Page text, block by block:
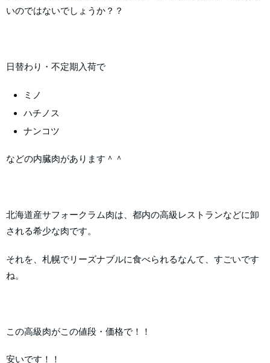
いのではないでしょうか？？
日替わり・不定期入荷で
ミノ
ハチノス
ナンコツ
などの内臓肉があります＾＾
北海道産サフォークラム肉は、都内の高級レストランなどに卸
される希少な肉です。
それを、札幌でリーズナブルに食べられるなんて、すごいです
ね。
この高級肉がこの値段・価格で！！
安いです！！